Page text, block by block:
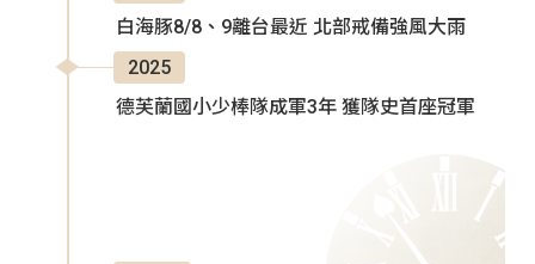
白海豚8/8、9離台最近 北部戒備強風大雨
2025
德芙蘭國小少棒隊成軍3年 獲隊史首座冠軍